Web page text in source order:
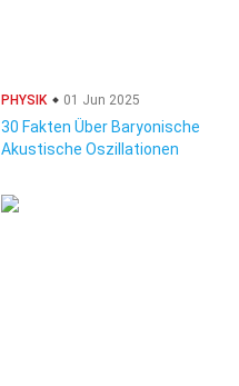
PHYSIK 01 Jun 2025
30 Fakten Über Baryonische
Akustische Oszillationen